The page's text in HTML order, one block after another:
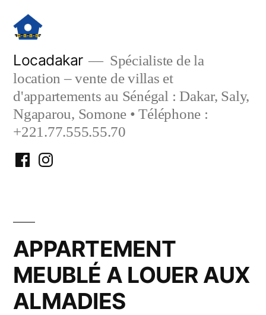
contenu
Locadakar
Spécialiste de la
location – vente de villas et
d'appartements au Sénégal : Dakar, Saly,
Ngaparou, Somone • Téléphone :
+221.77.555.55.70
FacebookInstagram
APPARTEMENT
MEUBLÉ A LOUER AUX
ALMADIES